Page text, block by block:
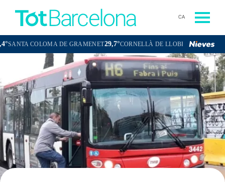
CA
DE GRAMENET29,7°CORNELLÀ DE LLOBREGAT29,5° SANT BOI